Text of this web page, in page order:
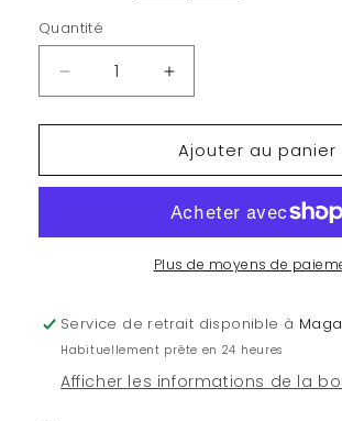
Quantité
Quantité
Réduire
la
quantité
Citadel
:
(18
ml)
Augmenter
la
quantité
de
Citadel
Contrast
:
Briar
(18
ml)
Ajouter au panier
Plus de moyens de
Service de retrait disponible à
Habituellement prête en 24 heures
Afficher les informations de la